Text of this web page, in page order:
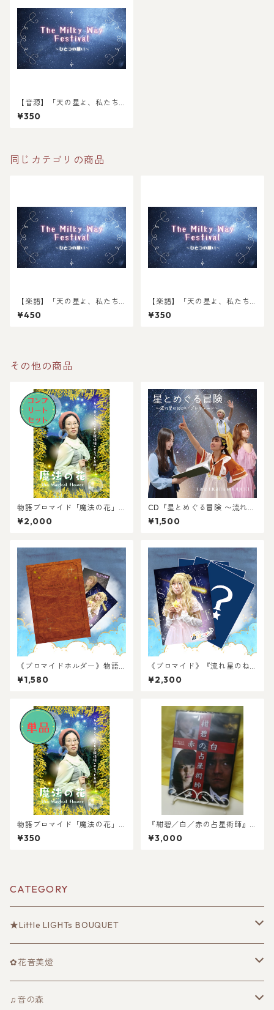
【音源】「天の星よ、私たち
は願う」Instrumental音源
【DL】
¥350
同じカテゴリの商品
【楽譜】「天の星よ、私たち
は願う」ピアノ弾き語り譜面
【DL】
¥450
【楽譜】「天の星よ、私たち
は願う」in B／クラリネット用
メロディー譜【DL】
¥350
その他の商品
物語ブロマイド「魔法の花」
《コンプリートセット》【み
との日感謝祭2025】
¥2,000
CD『星とめぐる冒険 〜流れ星
のねがい プレリュード』オリ
ジナル・サウンドトラック／Li
¥1,500
《ブロマイドホルダー》物語
のカケラ 〜Photo Collection
Album For You〜
¥1,580
《ブロマイド》『流れ星のね
がい』オリジナルブロマイド
「願い」（全7種）―コンプリ
¥2,300
物語ブロマイド「魔法の花」
（全4種）【みとの日感謝祭2
025】
¥350
『紺碧／白／赤の占星術師』
（DVD）
¥3,000
CATEGORY
★Little LIGHTs BOUQUET
ユニット公式グッズ
『星とめぐる冒険 〜流れ星のねがい プレリュード〜』
✿花音美燈
音にのせた物語(CD)
♫音の森